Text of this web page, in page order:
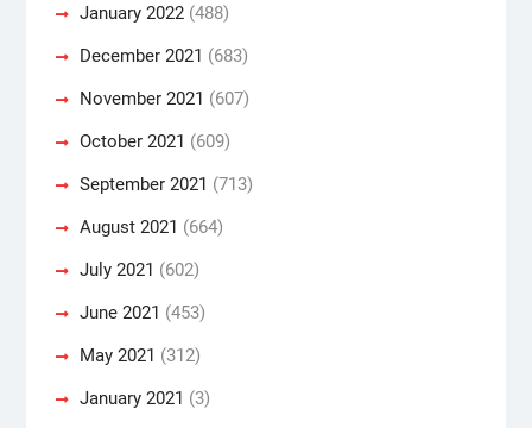
January 2022(488)
December 2021 (683)
November 2021 (607)
October 2021 (609)
September 2021 (713)
August 2021 (664)
July 2021 (602)
June 2021 (453)
May 2021 (312)
January 2021 (3)